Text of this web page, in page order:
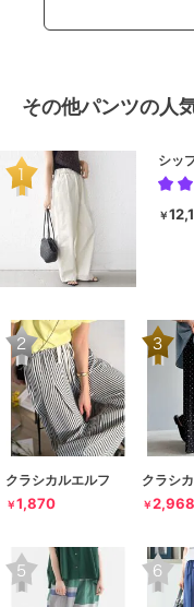
その他パンツの人
シッ
￥
クラシカルエルフ
￥1,870
クラシ
￥2,968